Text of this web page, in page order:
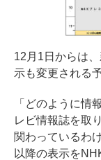
12月1日からは
示も変更される予
「どのように情
レビ情報誌を取
関わっているわ
以降の表示を